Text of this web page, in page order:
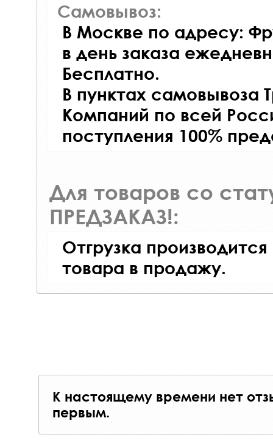
Самовывоз:
В Москве по адресу:
в день заказа
Бесплатно.
В пунктах самовывоза
Компаний по всей
поступления 100%
Для товаров со
ПРЕДЗАКАЗ!:
Отгрузка
товара в продажу.
К настоящему времени нет
первым.